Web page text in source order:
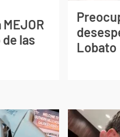
las
Lobato